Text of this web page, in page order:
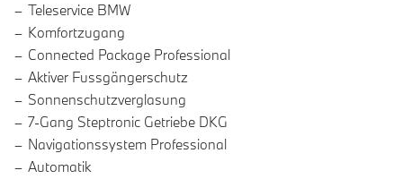
Teleservice BMW
Komfortzugang
Connected Package Professional
Aktiver Fussgängerschutz
Sonnenschutzverglasung
7-Gang Steptronic Getriebe DKG
Navigationssystem Professional
Automatik